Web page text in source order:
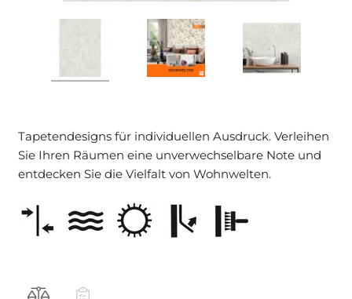
Tapetendesigns für individuellen Ausdruck. Verleihen
Sie Ihren Räumen eine unverwechselbare Note und
entdecken Sie die Vielfalt von Wohnwelten.